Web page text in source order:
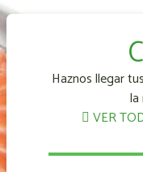
Haznos llegar
VER